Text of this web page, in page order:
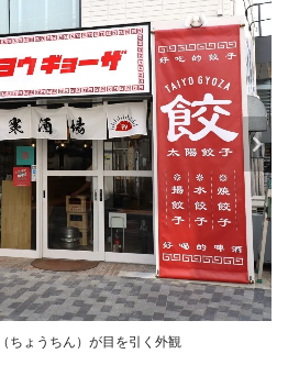
ちょうちん）が目を引く外観